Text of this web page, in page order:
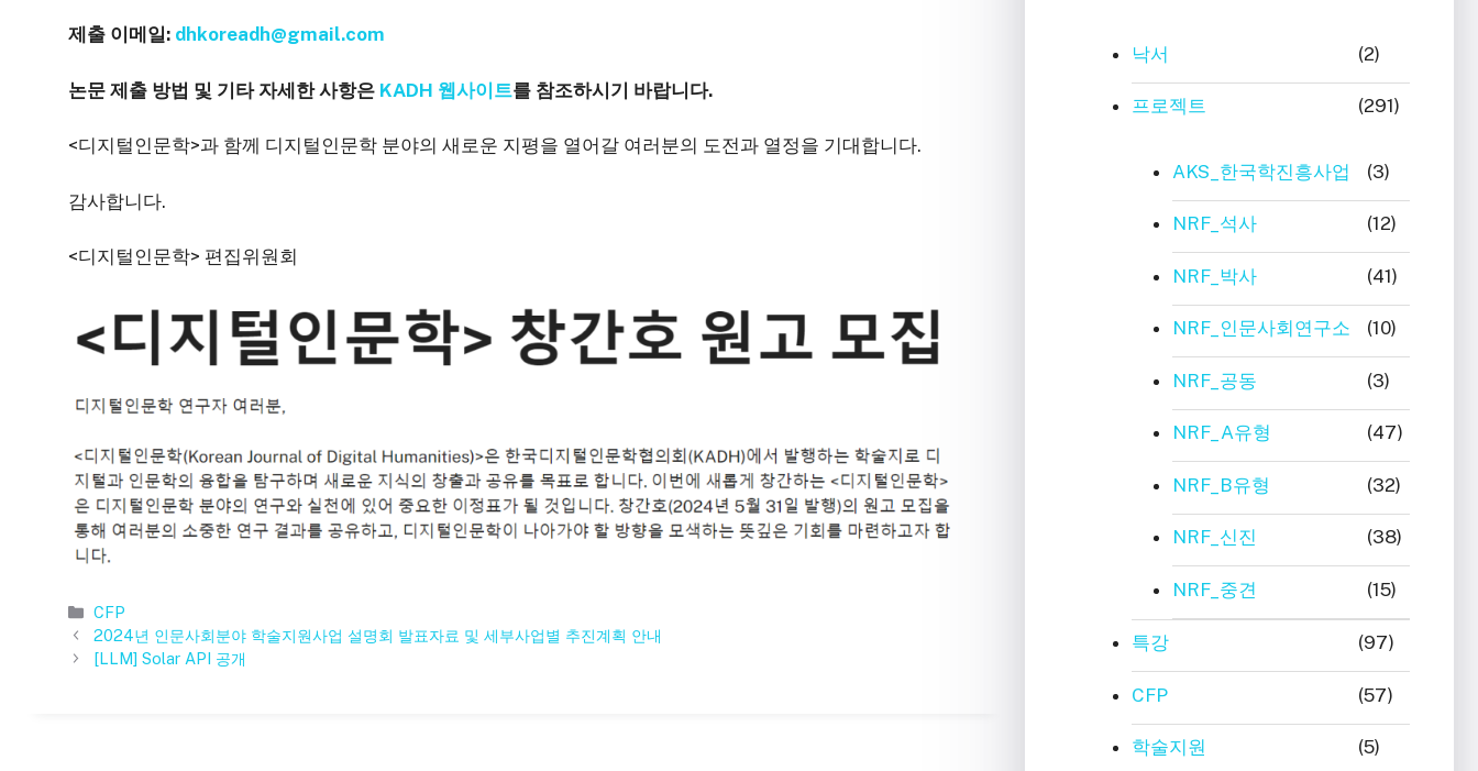
제출 이메일: dhkoreadh@gmail.com
논문 제출 방법 및 기타 자세한 사항은 KADH 웹사이트를 참조하시기 바랍니다.
<디지털인문학>과 함께 디지털인문학 분야의 새로운 지평을 열어갈 여러분의 도전과 열정을 기대합니다.
감사합니다.
<디지털인문학> 편집위원회
카
테
고
CFP
2024년 인문사회분야 학술지원사업 설명회 발표자료 및 세부사업별 추진계획 안내
[LLM] Solar API 공개
낙서 (2)
프로젝트 (291)
AKS_한국학진흥사업 (3)
NRF_석사 (12)
NRF_박사 (41)
NRF_인문사회연구소 (10)
NRF_공동 (3)
NRF_A유형 (47)
NRF_B유형 (32)
NRF_신진 (38)
NRF_중견 (15)
특강 (97)
CFP (57)
학술지원 (5)